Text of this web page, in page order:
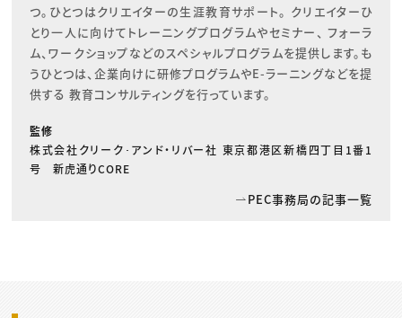
つ。ひとつはクリエイターの生涯教育サポート。 クリエイターひ
とり一人に向けてトレーニングプログラムやセミナー、 フォーラ
ム、ワークショップなどのスペシャルプログラムを提供します。も
うひとつは、企業向けに研修プログラムやE-ラーニングなどを提
供する 教育コンサルティングを行っています。
監修
株式会社クリーク･アンド・リバー社 東京都港区新橋四丁目1番1
号 新虎通りCORE
PEC事務局の記事一覧